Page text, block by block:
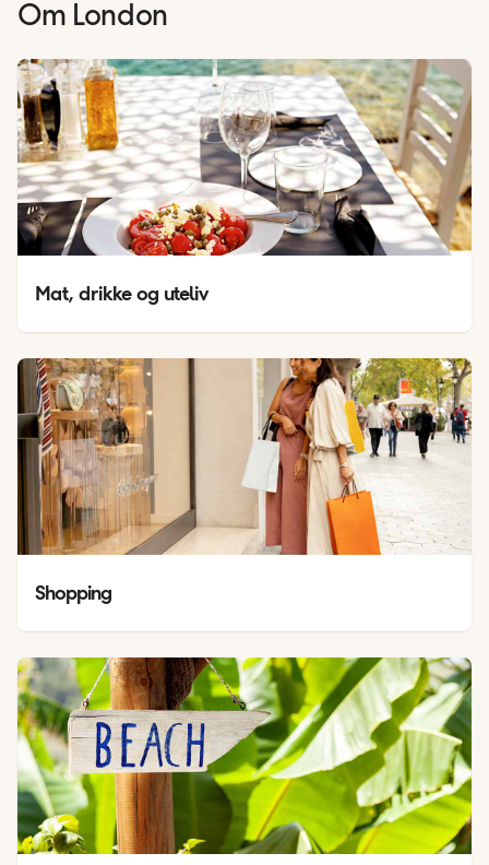
Om London
Mat, drikke og uteliv
Shopping